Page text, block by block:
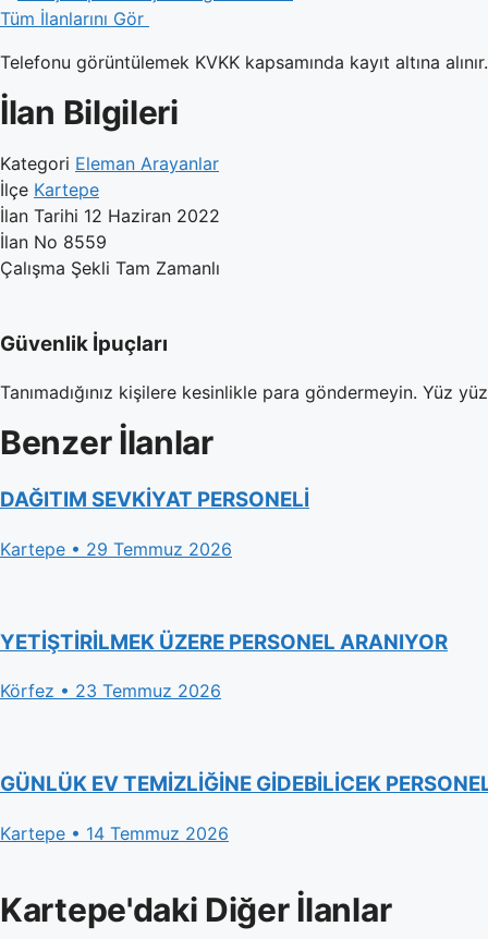
Tüm İlanlarını Gör
Telefonu görüntülemek KVKK kapsamında kayıt altına
İlan Bilgileri
Kategori Eleman Arayanlar
İlçe Kartepe
İlan Tarihi 12 Haziran 2022
İlan No 8559
Çalışma Şekli Tam Zamanlı
Güvenlik İpuçları
Tanımadığınız kişilere kesinlikle para göndermeyin. Yüz
Benzer İlanlar
DAĞITIM SEVKİYAT PERSONELİ
Kartepe • 29 Temmuz 2026
YETİŞTİRİLMEK ÜZERE PERSONEL ARANIYOR
Körfez • 23 Temmuz 2026
GÜNLÜK EV TEMİZLİĞİNE GİDEBİLİCEK
Kartepe • 14 Temmuz 2026
Kartepe'daki Diğer İlanlar